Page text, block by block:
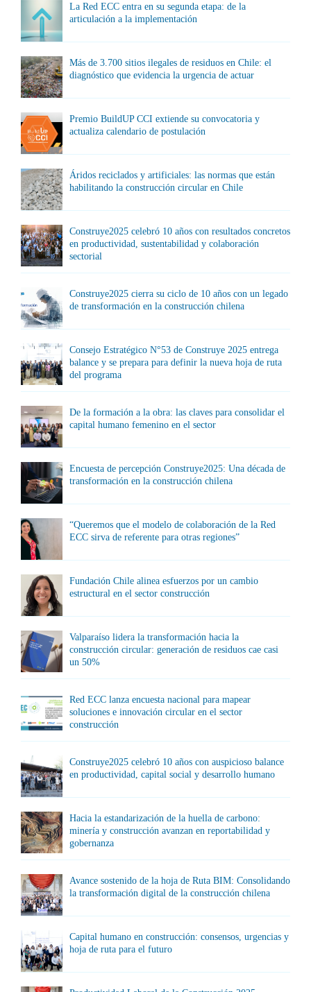
La Red ECC entra en su segunda etapa: de la
articulación a la implementación
Más de 3.700 sitios ilegales de residuos en Chile: el
diagnóstico que evidencia la urgencia de actuar
Premio BuildUP CCI extiende su convocatoria y
actualiza calendario de postulación
Áridos reciclados y artificiales: las normas que están
habilitando la construcción circular en Chile
Construye2025 celebró 10 años con resultados concretos
en productividad, sustentabilidad y colaboración
sectorial
Construye2025 cierra su ciclo de 10 años con un legado
de transformación en la construcción chilena
Consejo Estratégico N°53 de Construye 2025 entrega
balance y se prepara para definir la nueva hoja de ruta
del programa
De la formación a la obra: las claves para consolidar el
capital humano femenino en el sector
Encuesta de percepción Construye2025: Una década de
transformación en la construcción chilena
“Queremos que el modelo de colaboración de la Red
ECC sirva de referente para otras regiones”
Fundación Chile alinea esfuerzos por un cambio
estructural en el sector construcción
Valparaíso lidera la transformación hacia la
construcción circular: generación de residuos cae casi
un 50%
Red ECC lanza encuesta nacional para mapear
soluciones e innovación circular en el sector
construcción
Construye2025 celebró 10 años con auspicioso balance
en productividad, capital social y desarrollo humano
Hacia la estandarización de la huella de carbono:
minería y construcción avanzan en reportabilidad y
gobernanza
Avance sostenido de la hoja de Ruta BIM: Consolidando
la transformación digital de la construcción chilena
Capital humano en construcción: consensos, urgencias y
hoja de ruta para el futuro